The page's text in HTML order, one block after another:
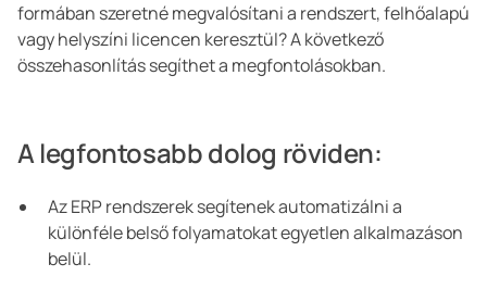
formában szeretné megvalósítani a rendszert, felhőalapú
vagy helyszíni licencen keresztül? A következő
összehasonlítás segíthet a megfontolásokban.
A legfontosabb dolog röviden:
Az ERP rendszerek segítenek automatizálni a
különféle belső folyamatokat egyetlen alkalmazáson
belül.